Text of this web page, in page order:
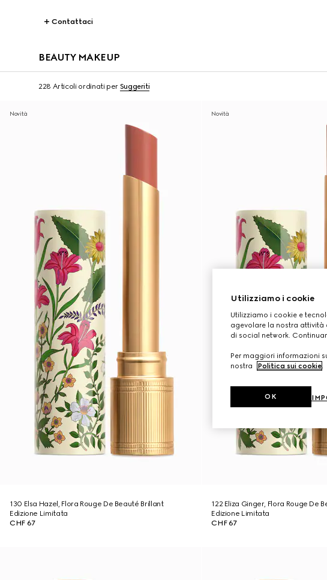
Contattaci
BEAUTY MAKEUP
228 Articoli ordinati per Suggeriti
Novità
130 Elsa Hazel, Flora Rouge De Beauté Brillant
Edizione Limitata
CHF 67
Novità
122 Eliza Ginger, Flora Rouge De
Edizione Limitata
CHF 67
Utilizziamo i cookie
Utilizziamo i cookie e
agevolare la nostra attività
di social network.
Per maggiori informazioni
nostra
Politica sui cookie.
OK